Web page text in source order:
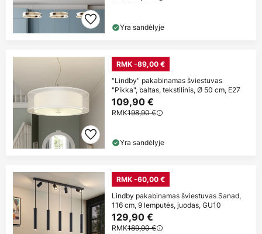
Yra sandėlyje
RMK -89,00 €
"Lindby" pakabinamas šviestuvas
"Pikka", baltas, tekstilinis, Ø 50 cm, E27
109,90 €
RMK198,90 €
Yra sandėlyje
RMK -60,00 €
Lindby pakabinamas šviestuvas Sanad,
116 cm, 9 lemputės, juodas, GU10
129,90 €
RMK189,90 €